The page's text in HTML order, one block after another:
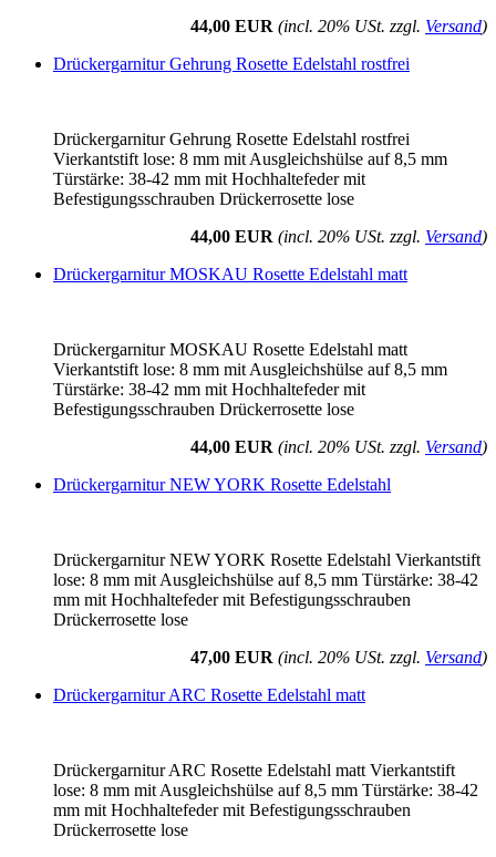
44,00 EUR (incl. 20% USt. zzgl. Versand)
Drückergarnitur Gehrung Rosette Edelstahl rostfrei
Drückergarnitur Gehrung Rosette Edelstahl rostfrei
Vierkantstift lose: 8 mm mit Ausgleichshülse auf 8,5 mm
Türstärke: 38-42 mm mit Hochhaltefeder mit
Befestigungsschrauben Drückerrosette lose
44,00 EUR (incl. 20% USt. zzgl. Versand)
Drückergarnitur MOSKAU Rosette Edelstahl matt
Drückergarnitur MOSKAU Rosette Edelstahl matt
Vierkantstift lose: 8 mm mit Ausgleichshülse auf 8,5 mm
Türstärke: 38-42 mm mit Hochhaltefeder mit
Befestigungsschrauben Drückerrosette lose
44,00 EUR (incl. 20% USt. zzgl. Versand)
Drückergarnitur NEW YORK Rosette Edelstahl
Drückergarnitur NEW YORK Rosette Edelstahl Vierkantstift
lose: 8 mm mit Ausgleichshülse auf 8,5 mm Türstärke: 38-42
mm mit Hochhaltefeder mit Befestigungsschrauben
Drückerrosette lose
47,00 EUR (incl. 20% USt. zzgl. Versand)
Drückergarnitur ARC Rosette Edelstahl matt
Drückergarnitur ARC Rosette Edelstahl matt Vierkantstift
lose: 8 mm mit Ausgleichshülse auf 8,5 mm Türstärke: 38-42
mm mit Hochhaltefeder mit Befestigungsschrauben
Drückerrosette lose